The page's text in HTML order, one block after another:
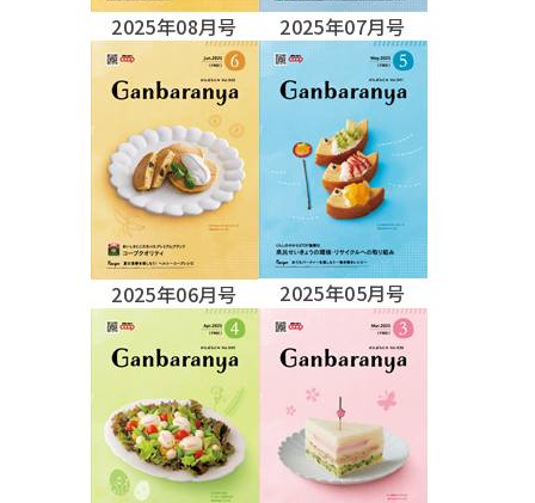
2025年08月号 2025年07月号
2025年06月号 2025年05月号